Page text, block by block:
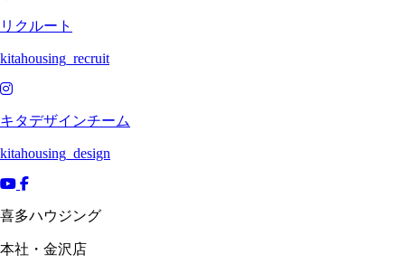
リクルート
kitahousing_recruit
キタデザインチーム
kitahousing_design
喜多ハウジング
本社・金沢店